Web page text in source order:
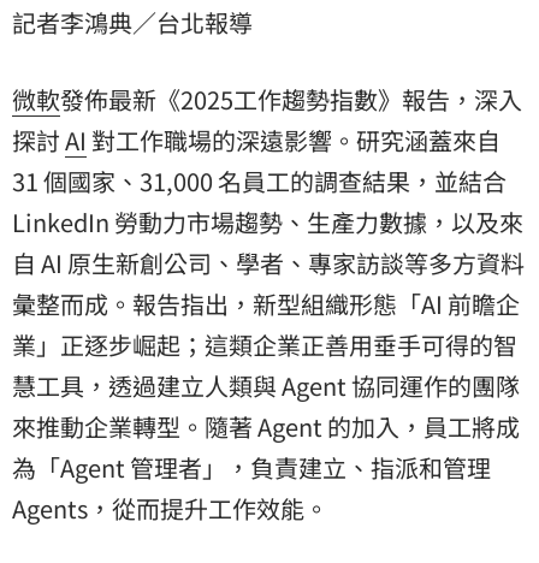
記者李鴻典／台北報導
微軟發佈最新《2025工作趨勢指數》報告，深入
探討AI 對工作職場的深遠影響。研究涵蓋來自
31 個國家、31,000 名員工的調查結果，並結合
LinkedIn 勞動力市場趨勢、生產力數據，以及來
自 AI 原生新創公司、學者、專家訪談等多方資料
彙整而成。報告指出，新型組織形態「AI 前瞻企
業」正逐步崛起；這類企業正善用垂手可得的智
慧工具，透過建立人類與 Agent 協同運作的團隊
來推動企業轉型。隨著 Agent 的加入，員工將成
為「Agent 管理者」，負責建立、指派和管理
Agents ，從而提升工作效能。